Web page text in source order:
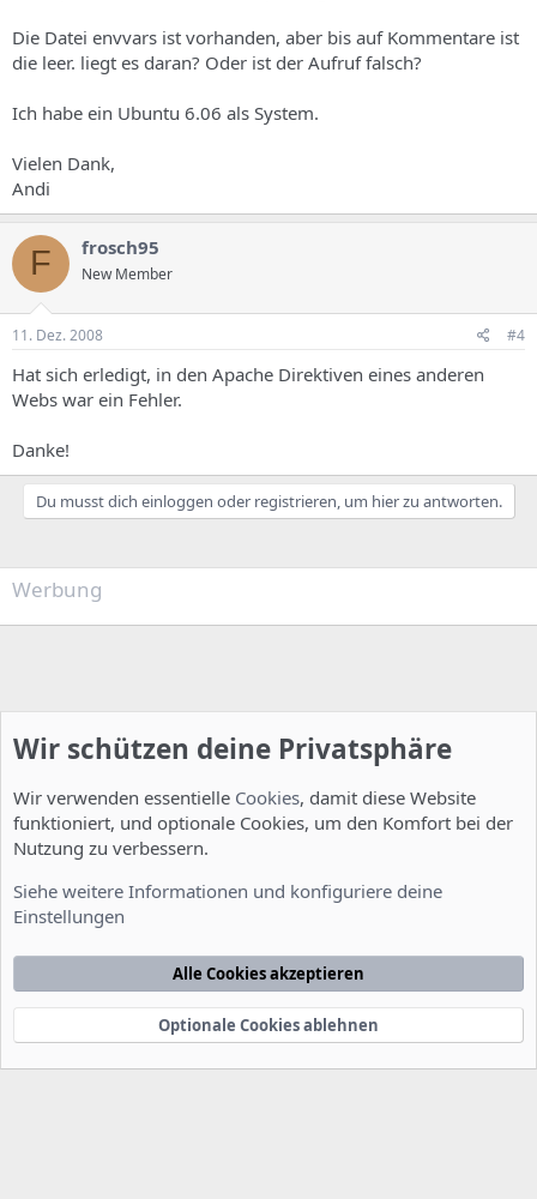
Die Datei envvars ist vorhanden, aber bis auf Kommentare ist
die leer. liegt es daran? Oder ist der Aufruf falsch?
Ich habe ein Ubuntu 6.06 als System.
Vielen Dank,
Andi
F frosch95
New Member
11. Dez. 2008 #4
Hat sich erledigt, in den Apache Direktiven eines anderen
Webs war ein Fehler.
Danke!
Du musst dich einloggen oder registrieren, um hier zu antworten.
Werbung
Nutzungsbedingungen Datenschutzerklärung
Startseite
e
Community platform by XenForo® © 2010-2022 XenForo Ltd.
xenDach©2010-2014
Wir schützen deine Privatsphäre
Wir verwenden essentielle Cookies, damit diese Website
funktioniert, und optionale Cookies, um den Komfort bei der
Nutzung zu verbessern.
Siehe weitere Informationen und konfiguriere deine
Einstellungen
Alle Cookies akzeptieren
Optionale Cookies ablehnen